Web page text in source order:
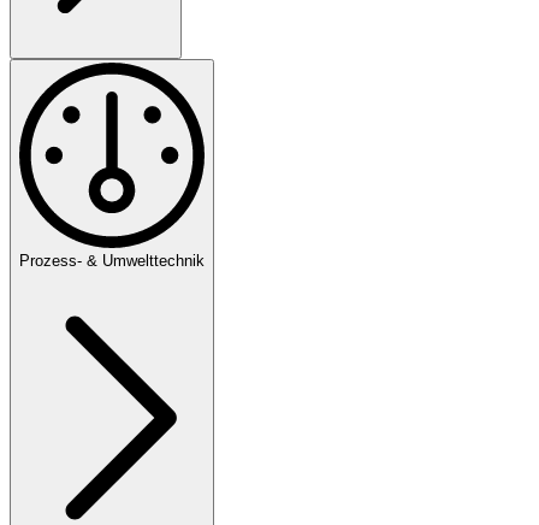
Prozess- & Umwelttechnik